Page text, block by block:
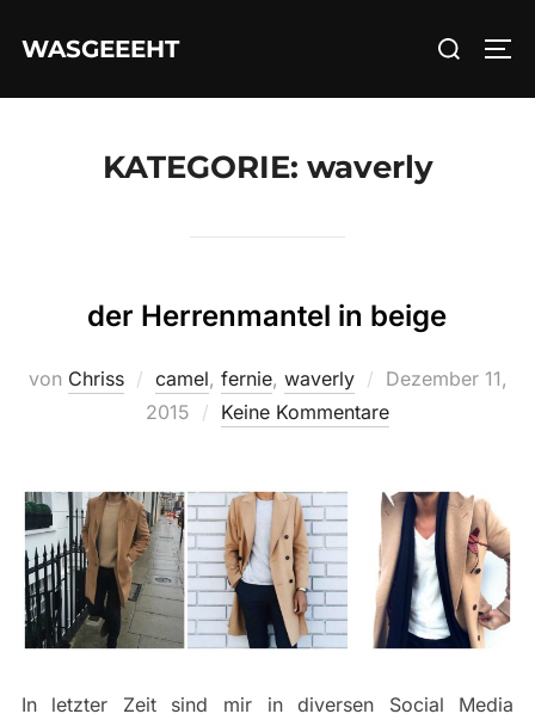
InhaltWASGEEEHT
Suchen
KATEGORIE: waverly
der Herrenmantel in beige
von Chriss camel, fernie, waverly
Veröffentlicht
am
Dezember 11,
2015
Keine Kommentare
In letzter Zeit sind mir in diversen Social Media